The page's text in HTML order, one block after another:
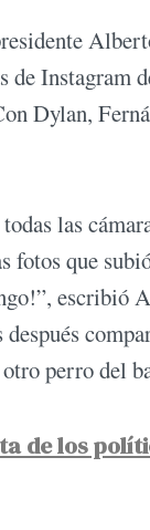
de
Dylan,
las
que
escribió
perro del
de los